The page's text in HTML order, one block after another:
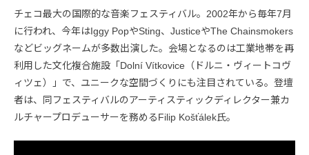
チェコ最大の国際的な音楽フェスティバル。2002年から毎年7月
に行われ、今年はIggy PopやSting、JusticeやThe Chainsmokers
などビッグネームが多数出演した。会場となるのは工業地帯を再
利用した文化複合施設「Dolní Vítkovice（ドルニ・ヴィートコヴ
ィツェ）」で、ユニークな空間づくりにも注目されている。登壇
者は、同フェスティバルのアーティスティックディレクター兼カ
ルチャープロデューサーを務めるFilip Košťálek氏。